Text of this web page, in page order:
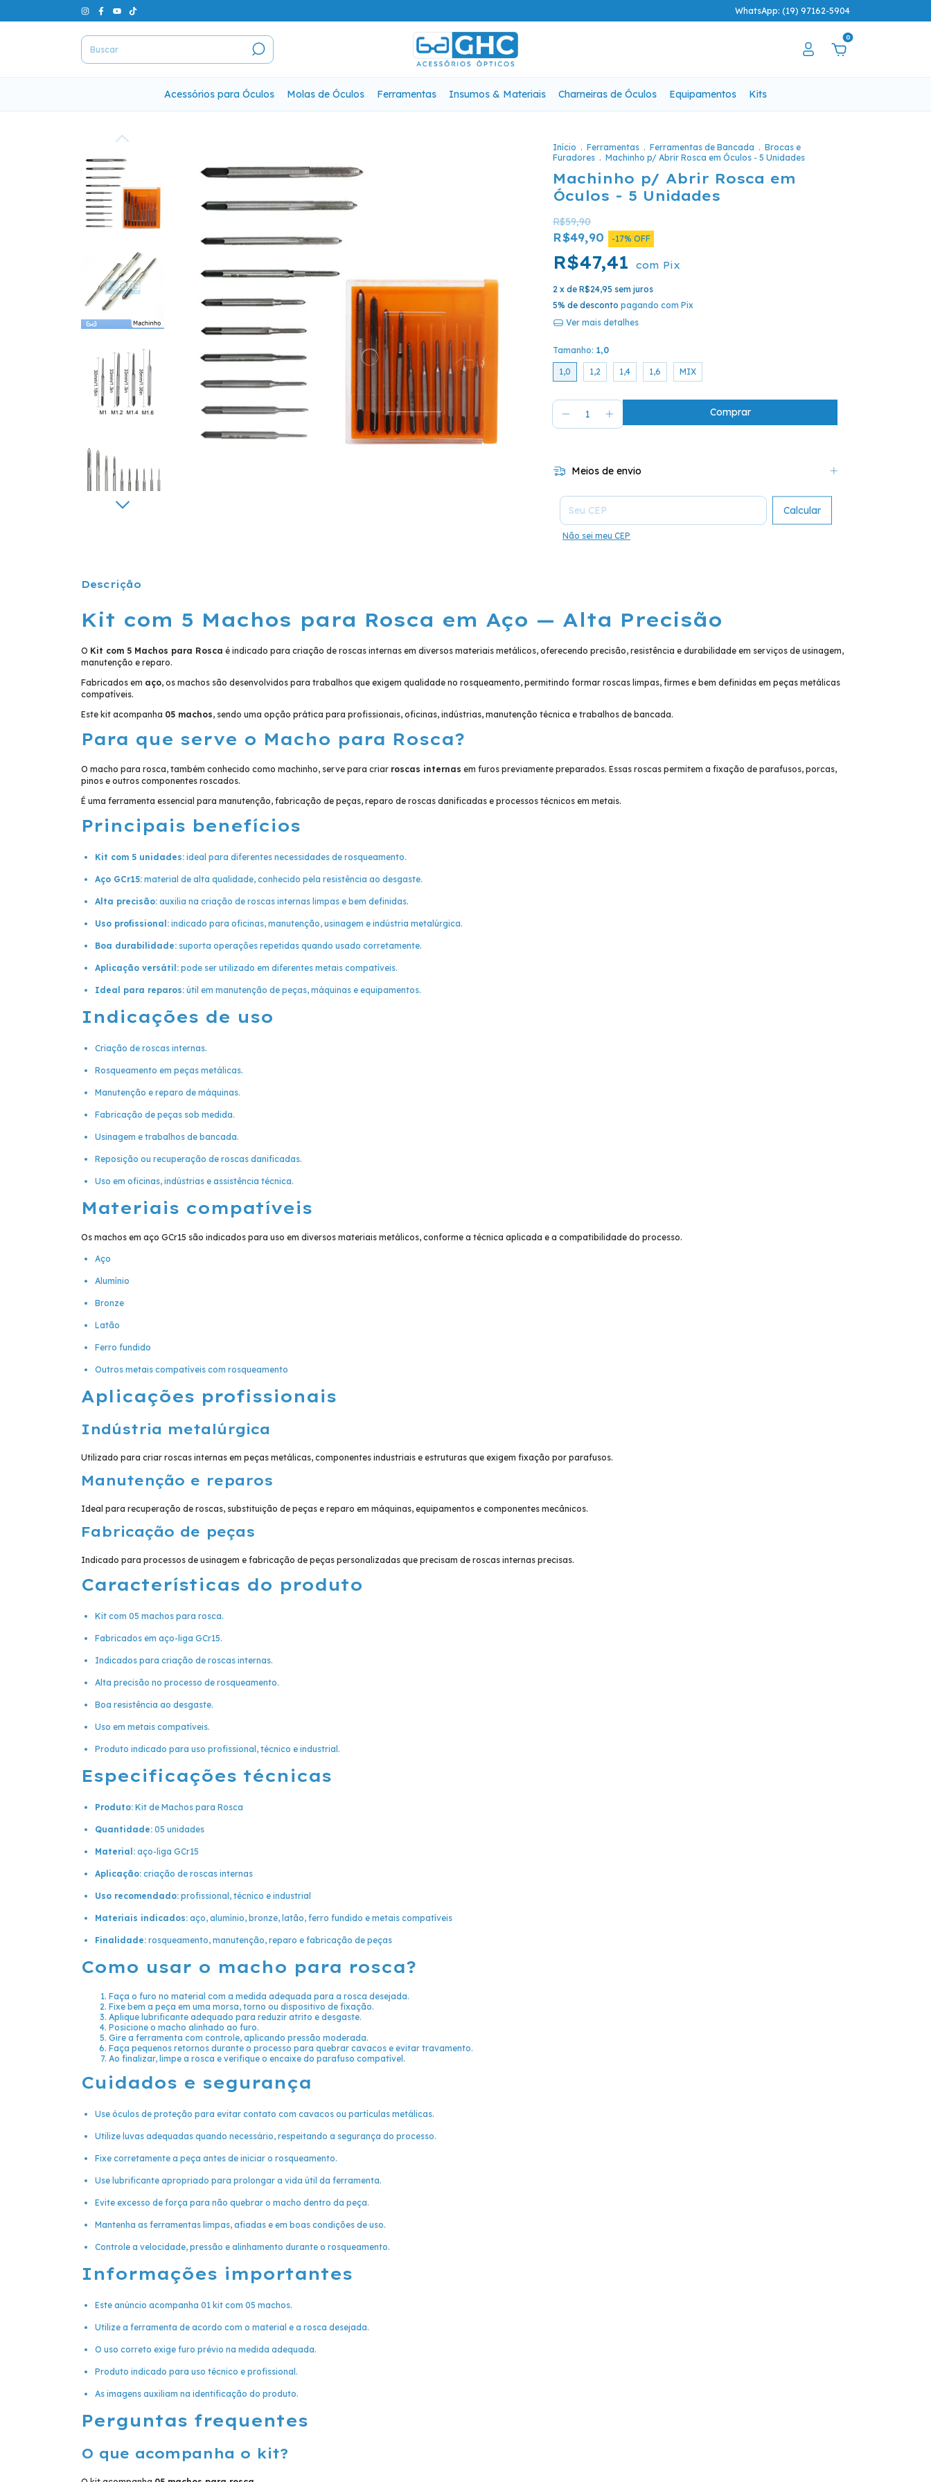
WhatsApp: (19) 97162-5904
0
Acessórios para Óculos Molas de Óculos Ferramentas Insumos & Materiais Charneiras de Óculos Equipamentos Kits
Início . Ferramentas . Ferramentas de Bancada . Brocas e
Furadores . Machinho p/ Abrir Rosca em Óculos - 5 Unidades
Machinho p/ Abrir Rosca em
Óculos - 5 Unidades
R$59,90
R$49,90 -17% OFF
R$47,41 com Pix
2 x de R$24,95 sem juros
5% de desconto pagando com Pix
Ver mais detalhes
Tamanho: 1,0
1,0 1,2 1,4 1,6 MIX
Meios de envio
Entregas para o CEP:
Calcular
Não sei meu CEP
Descrição
Kit com 5 Machos para Rosca em Aço — Alta Precisão
O Kit com 5 Machos para Rosca é indicado para criação de roscas internas em diversos materiais metálicos, oferecendo precisão, resistência e durabilidade em serviços de usinagem,
manutenção e reparo.
Fabricados em aço, os machos são desenvolvidos para trabalhos que exigem qualidade no rosqueamento, permitindo formar roscas limpas, firmes e bem definidas em peças metálicas
compatíveis.
Este kit acompanha 05 machos, sendo uma opção prática para profissionais, oficinas, indústrias, manutenção técnica e trabalhos de bancada.
Para que serve o Macho para Rosca?
O macho para rosca, também conhecido como machinho, serve para criar roscas internas em furos previamente preparados. Essas roscas permitem a fixação de parafusos, porcas,
pinos e outros componentes roscados.
É uma ferramenta essencial para manutenção, fabricação de peças, reparo de roscas danificadas e processos técnicos em metais.
Principais benefícios
Kit com 5 unidades: ideal para diferentes necessidades de rosqueamento.
Aço GCr15: material de alta qualidade, conhecido pela resistência ao desgaste.
Alta precisão: auxilia na criação de roscas internas limpas e bem definidas.
Uso profissional: indicado para oficinas, manutenção, usinagem e indústria metalúrgica.
Boa durabilidade: suporta operações repetidas quando usado corretamente.
Aplicação versátil: pode ser utilizado em diferentes metais compatíveis.
Ideal para reparos: útil em manutenção de peças, máquinas e equipamentos.
Indicações de uso
Criação de roscas internas.
Rosqueamento em peças metálicas.
Manutenção e reparo de máquinas.
Fabricação de peças sob medida.
Usinagem e trabalhos de bancada.
Reposição ou recuperação de roscas danificadas.
Uso em oficinas, indústrias e assistência técnica.
Materiais compatíveis
Os machos em aço GCr15 são indicados para uso em diversos materiais metálicos, conforme a técnica aplicada e a compatibilidade do processo.
Aço
Alumínio
Bronze
Latão
Ferro fundido
Outros metais compatíveis com rosqueamento
Aplicações profissionais
Indústria metalúrgica
Utilizado para criar roscas internas em peças metálicas, componentes industriais e estruturas que exigem fixação por parafusos.
Manutenção e reparos
Ideal para recuperação de roscas, substituição de peças e reparo em máquinas, equipamentos e componentes mecânicos.
Fabricação de peças
Indicado para processos de usinagem e fabricação de peças personalizadas que precisam de roscas internas precisas.
Características do produto
Kit com 05 machos para rosca.
Fabricados em aço-liga GCr15.
Indicados para criação de roscas internas.
Alta precisão no processo de rosqueamento.
Boa resistência ao desgaste.
Uso em metais compatíveis.
Produto indicado para uso profissional, técnico e industrial.
Especificações técnicas
Produto: Kit de Machos para Rosca
Quantidade: 05 unidades
Material: aço-liga GCr15
Aplicação: criação de roscas internas
Uso recomendado: profissional, técnico e industrial
Materiais indicados: aço, alumínio, bronze, latão, ferro fundido e metais compatíveis
Finalidade: rosqueamento, manutenção, reparo e fabricação de peças
Como usar o macho para rosca?
Faça o furo no material com a medida adequada para a rosca desejada.
Fixe bem a peça em uma morsa, torno ou dispositivo de fixação.
Aplique lubrificante adequado para reduzir atrito e desgaste.
Posicione o macho alinhado ao furo.
Gire a ferramenta com controle, aplicando pressão moderada.
Faça pequenos retornos durante o processo para quebrar cavacos e evitar travamento.
Ao finalizar, limpe a rosca e verifique o encaixe do parafuso compatível.
Cuidados e segurança
Use óculos de proteção para evitar contato com cavacos ou partículas metálicas.
Utilize luvas adequadas quando necessário, respeitando a segurança do processo.
Fixe corretamente a peça antes de iniciar o rosqueamento.
Use lubrificante apropriado para prolongar a vida útil da ferramenta.
Evite excesso de força para não quebrar o macho dentro da peça.
Mantenha as ferramentas limpas, afiadas e em boas condições de uso.
Controle a velocidade, pressão e alinhamento durante o rosqueamento.
Informações importantes
Este anúncio acompanha 01 kit com 05 machos.
Utilize a ferramenta de acordo com o material e a rosca desejada.
O uso correto exige furo prévio na medida adequada.
Produto indicado para uso técnico e profissional.
As imagens auxiliam na identificação do produto.
Perguntas frequentes
O que acompanha o kit?